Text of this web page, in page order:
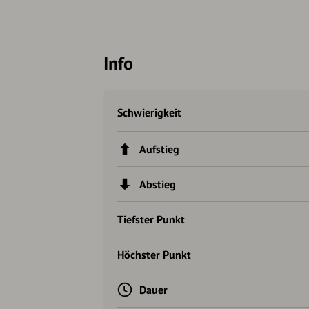
Info
Schwierigkeit
Aufstieg
Abstieg
Tiefster Punkt
Höchster Punkt
Dauer